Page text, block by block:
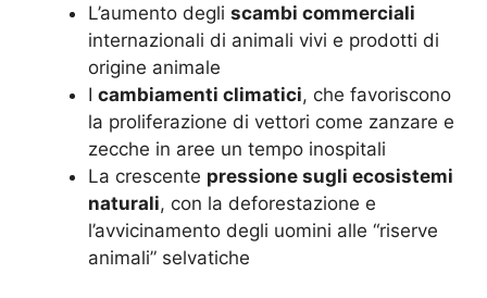
L’aumento degli scambi commerciali
internazionali di animali vivi e prodotti di
origine animale
I cambiamenti climatici, che favoriscono
la proliferazione di vettori come zanzare e
zecche in aree un tempo inospitali
La crescente pressione sugli ecosistemi
naturali, con la deforestazione e
l’avvicinamento degli uomini alle “riserve
animali” selvatiche